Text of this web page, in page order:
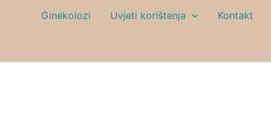
Ginekolozi Uvjeti korištenja Kontakt